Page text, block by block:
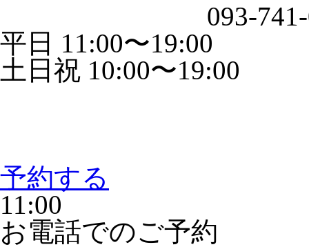
093-
平日 11:00〜19:00
土日祝 10:00〜19:00
予約する
11:00
お電話でのご予約